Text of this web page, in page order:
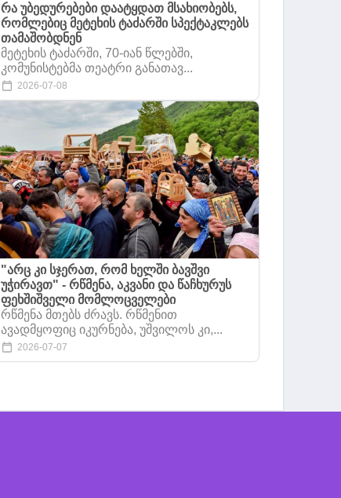
რა უბედურებები დაატყდათ მსახიობებს,
რომლებიც მეტეხის ტაძარში სპექტაკლებს
თამაშობდნენ
მეტეხის ტაძარში, 70-იან წლებში,
კომუნისტებმა თეატრი განათავ...
2026-07-08
"არც კი სჯერათ, რომ ხელში ბავშვი
უჭირავთ" - რწმენა, აკვანი და წაჩხურუს
ფეხშიშველი მომლოცველები
რწმენა მთებს ძრავს. რწმენით
ავადმყოფიც იკურნება, უშვილოს კი,...
2026-07-07